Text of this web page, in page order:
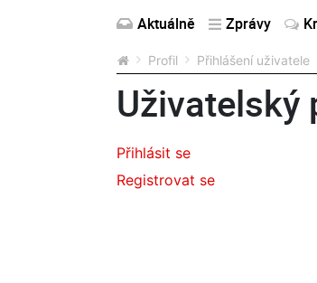
Aktuálně Zprávy
Profil Přihlášení uživatele
Uživatelský
Přihlásit se
Registrovat se